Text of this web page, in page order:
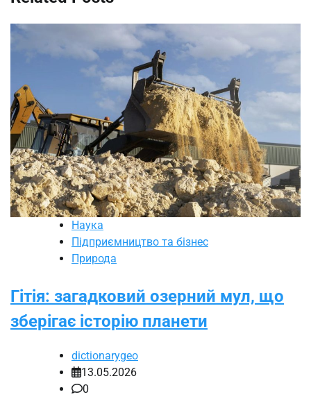
Наука
Підприємництво та бізнес
Природа
Гітія: загадковий озерний мул, що
зберігає історію планети
dictionarygeo
13.05.2026
0